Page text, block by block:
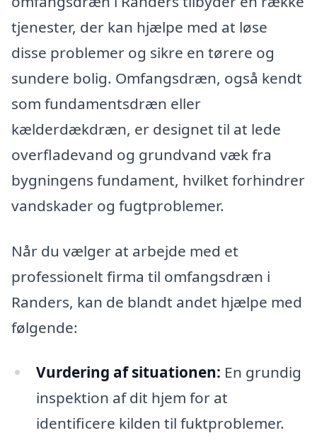
tjenester, der kan hjælpe med at løse
disse problemer og sikre en tørere og
sundere bolig. Omfangsdræn, også kendt
som fundamentsdræn eller
kælderdækdræn, er designet til at lede
overfladevand og grundvand væk fra
bygningens fundament, hvilket forhindrer
vandskader og fugtproblemer.
Når du vælger at arbejde med et
professionelt firma til omfangsdræn i
Randers, kan de blandt andet hjælpe med
følgende:
Vurdering af situationen: En grundig
inspektion af dit hjem for at
identificere kilden til fuktproblemer.